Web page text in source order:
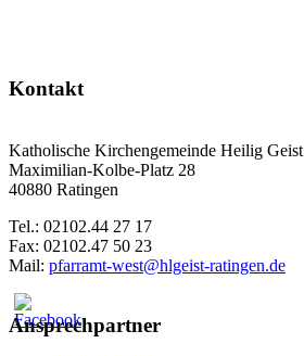
Kontakt
Katholische Kirchengemeinde Heilig Geist
Maximilian-Kolbe-Platz 28
40880 Ratingen
Tel.: 02102.44 27 17
Fax: 02102.47 50 23
Mail: pfarramt-west@hlgeist-ratingen.de
Ansprechpartner